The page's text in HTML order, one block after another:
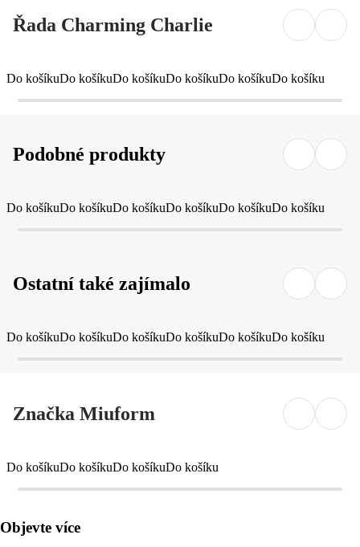
Řada Charming Charlie
Do košíkuDo košíkuDo košíkuDo košíkuDo košíkuDo košíku
Podobné produkty
Do košíkuDo košíkuDo košíkuDo košíkuDo košíkuDo košíku
Ostatní také zajímalo
Do košíkuDo košíkuDo košíkuDo košíkuDo košíkuDo košíku
Značka Miuform
Do košíkuDo košíkuDo košíkuDo košíku
Objevte více